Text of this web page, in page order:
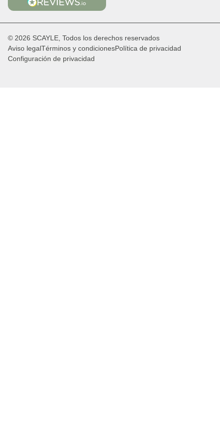
© 2026 SCAYLE, Todos los derechos reservados
Aviso legalTérminos y condicionesPolítica de privacidad
Configuración de privacidad